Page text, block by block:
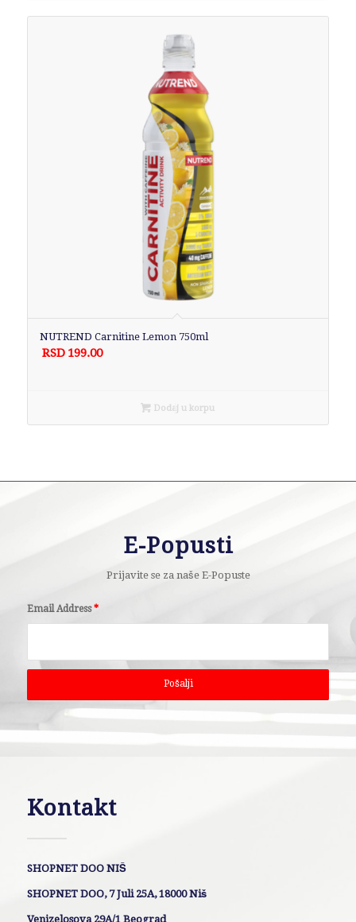
NUTREND Carnitine Lemon 750ml
RSD 199.00
Dodaj u korpu
E-Popusti
Prijavite se za naše E-Popuste
Email Address*
Kontakt
SHOPNET DOO NIŠ
SHOPNET DOO, 7 Juli 25A, 18000 Niš
Venizelosova 29A/1 Beograd